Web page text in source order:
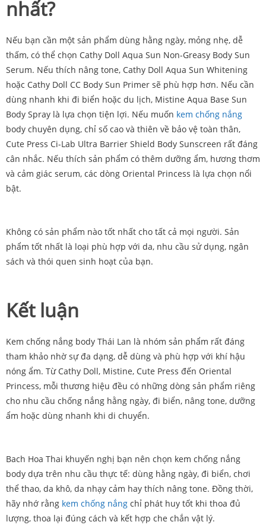
nhất?
Nếu bạn cần một sản phẩm dùng hằng ngày, mỏng nhẹ, dễ
thấm, có thể chọn Cathy Doll Aqua Sun Non-Greasy Body Sun
Serum. Nếu thích nâng tone, Cathy Doll Aqua Sun Whitening
hoặc Cathy Doll CC Body Sun Primer sẽ phù hợp hơn. Nếu cần
dùng nhanh khi đi biển hoặc du lịch, Mistine Aqua Base Sun
Body Spray là lựa chọn tiện lợi. Nếu muốn kem chống nắng
body chuyên dụng, chỉ số cao và thiên về bảo vệ toàn thân,
Cute Press Ci-Lab Ultra Barrier Shield Body Sunscreen rất đáng
cân nhắc. Nếu thích sản phẩm có thêm dưỡng ẩm, hương thơm
và cảm giác serum, các dòng Oriental Princess là lựa chọn nổi
bật.
Không có sản phẩm nào tốt nhất cho tất cả mọi người. Sản
phẩm tốt nhất là loại phù hợp với da, nhu cầu sử dụng, ngân
sách và thói quen sinh hoạt của bạn.
Kết luận
Kem chống nắng body Thái Lan là nhóm sản phẩm rất đáng
tham khảo nhờ sự đa dạng, dễ dùng và phù hợp với khí hậu
nóng ẩm. Từ Cathy Doll, Mistine, Cute Press đến Oriental
Princess, mỗi thương hiệu đều có những dòng sản phẩm riêng
cho nhu cầu chống nắng hằng ngày, đi biển, nâng tone, dưỡng
ẩm hoặc dùng nhanh khi di chuyển.
Bach Hoa Thai khuyến nghị bạn nên chọn kem chống nắng
body dựa trên nhu cầu thực tế: dùng hằng ngày, đi biển, chơi
thể thao, da khô, da nhạy cảm hay thích nâng tone. Đồng thời,
hãy nhớ rằng kem chống nắng chỉ phát huy tốt khi thoa đủ
lượng, thoa lại đúng cách và kết hợp che chắn vật lý.